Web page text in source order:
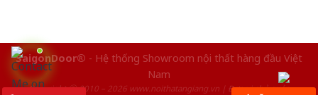
SaigonDoor® - Hệ thống Showroom nội thất hàng đầu Việt
Nam
Copyright ⓒ 2010 – 2026 www.noithatangiang.vn | Đơn vị chủ quản